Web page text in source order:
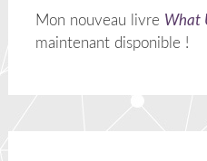
Mon nouveau livre What
maintenant disponible !